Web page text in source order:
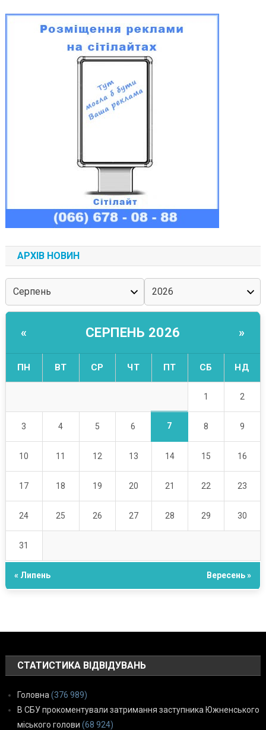
АРХІВ НОВИН
« СЕРПЕНЬ 2026 »
ПН ВТ СР ЧТ ПТ СБ НД
1 2
3 4 5 6 7 8 9
10 11 12 13 14 15 16
17 18 19 20 21 22 23
24 25 26 27 28 29 30
31
« Липень Вересень »
СТАТИСТИКА ВІДВІДУВАНЬ
Головна (376 989)
В СБУ прокоментували затримання заступника Южненського
міського голови (68 924)